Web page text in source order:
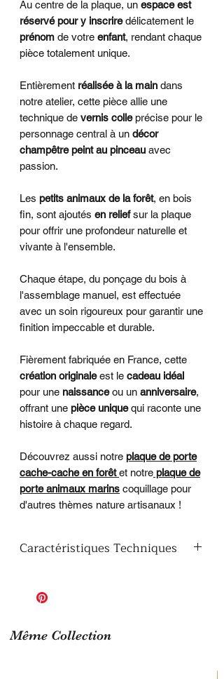
Au centre de la plaque, un espace est
réservé pour y inscriredélicatement le
prénom de votre enfant, rendant chaque
pièce totalement unique.
Entièrement réalisée à la main dans
notre atelier, cette pièce allie une
technique de vernis colleprécise pour le
personnage central à un décor
champêtre peint au pinceau avec
passion.
Les petits animaux de la forêt, en bois
fin, sont ajoutés en reliefsur la plaque
pour offrir une profondeur naturelle et
vivante à l'ensemble.
Chaque étape, du ponçage du bois à
l'assemblage manuel, est effectuée
avec un soin rigoureux pour garantir une
finition impeccable et durable.
Fièrement fabriquée en France, cette
création originaleest le cadeau idéal
pour une naissanceou un anniversaire,
offrant une pièce uniquequi raconte une
histoire à chaque regard.
Découvrez aussi notre plaque de porte
cache-cache en forêtet notre plaque de
porte animaux marins coquillage pour
d'autres thèmes nature artisanaux !
Caractéristiques Techniques
peuplier de haute qualité, peinture
acrylique appliquée à la main
mal aimé
Même Collection